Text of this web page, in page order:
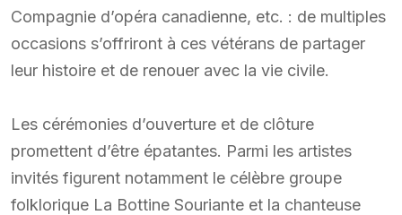
Compagnie d’opéra canadienne, etc. : de multiples
occasions s’offriront à ces vétérans de partager
leur histoire et de renouer avec la vie civile.
Les cérémonies d’ouverture et de clôture
promettent d’être épatantes. Parmi les artistes
invités figurent notamment le célèbre groupe
folklorique La Bottine Souriante et la chanteuse